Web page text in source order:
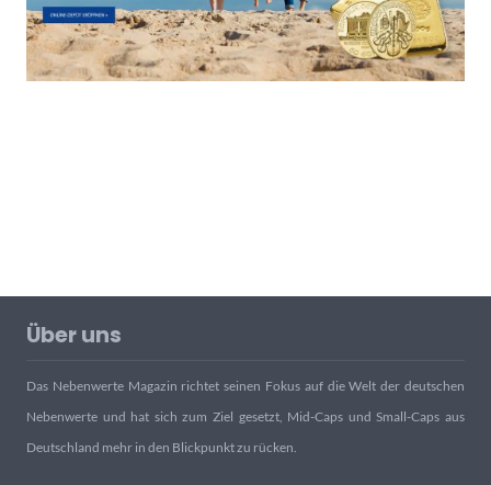
Über uns
Das Nebenwerte Magazin richtet seinen Fokus auf die Welt der deutschen
Nebenwerte und hat sich zum Ziel gesetzt, Mid-Caps und Small-Caps aus
Deutschland mehr in den Blickpunkt zu rücken.